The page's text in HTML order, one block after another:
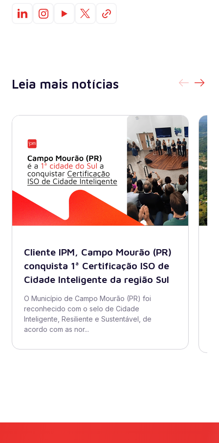
Leia mais notícias
Cliente IPM, Campo Mourão (PR)
conquista 1ª Certificação ISO de
Cidade Inteligente da região Sul
O Município de Campo Mourão (PR) foi
reconhecido com o selo de Cidade
Inteligente, Resiliente e Sustentável, de
acordo com as nor...